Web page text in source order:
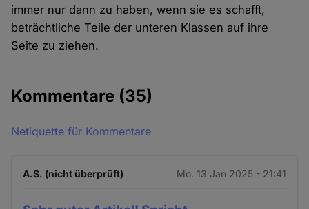
immer nur dann zu haben, wenn sie es schafft,
beträchtliche Teile der unteren Klassen auf ihre
Seite zu ziehen.
Kommentare (35)
Netiquette für Kommentare
A.S. (nicht überprüft) Mo. 13 Jan 2025 - 21:41